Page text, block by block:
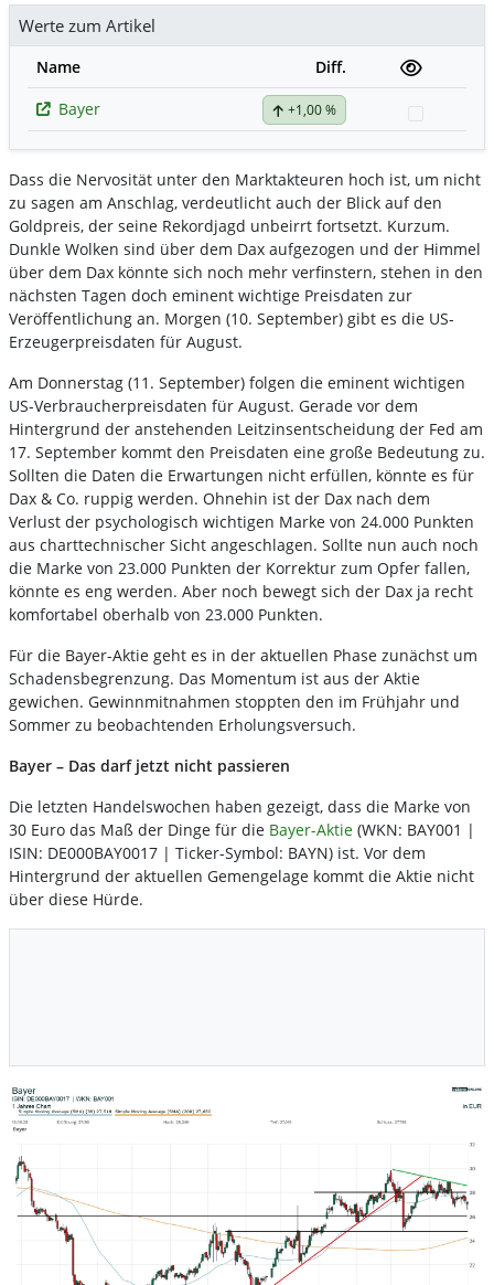
Werte zum Artikel
Name
Diff.
Bayer
+1,00 %
Dass die Nervosität unter den Marktakteuren hoch ist, um nicht
zu sagen am Anschlag, verdeutlicht auch der Blick auf den
Goldpreis, der seine Rekordjagd unbeirrt fortsetzt. Kurzum.
Dunkle Wolken sind über dem Dax aufgezogen und der Himmel
über dem Dax könnte sich noch mehr verfinstern, stehen in den
nächsten Tagen doch eminent wichtige Preisdaten zur
Veröffentlichung an. Morgen (10. September) gibt es die US-
Erzeugerpreisdaten für August.
Am Donnerstag (11. September) folgen die eminent wichtigen
US-Verbraucherpreisdaten für August. Gerade vor dem
Hintergrund der anstehenden Leitzinsentscheidung der Fed am
17. September kommt den Preisdaten eine große Bedeutung zu.
Sollten die Daten die Erwartungen nicht erfüllen, könnte es für
Dax & Co. ruppig werden. Ohnehin ist der Dax nach dem
Verlust der psychologisch wichtigen Marke von 24.000 Punkten
aus charttechnischer Sicht angeschlagen. Sollte nun auch noch
die Marke von 23.000 Punkten der Korrektur zum Opfer fallen,
könnte es eng werden. Aber noch bewegt sich der Dax ja recht
komfortabel oberhalb von 23.000 Punkten.
Für die Bayer-Aktie geht es in der aktuellen Phase zunächst um
Schadensbegrenzung. Das Momentum ist aus der Aktie
gewichen. Gewinnmitnahmen stoppten den im Frühjahr und
Sommer zu beobachtenden Erholungsversuch.
Bayer – Das darf jetzt nicht passieren
Die letzten Handelswochen haben gezeigt, dass die Marke von
30 Euro das Maß der Dinge für die Bayer-Aktie (WKN: BAY001 |
ISIN: DE000BAY0017 | Ticker-Symbol: BAYN) ist. Vor dem
Hintergrund der aktuellen Gemengelage kommt die Aktie nicht
über diese Hürde.